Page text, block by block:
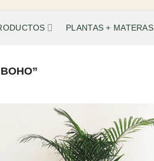
PLANTAS + MATERAS